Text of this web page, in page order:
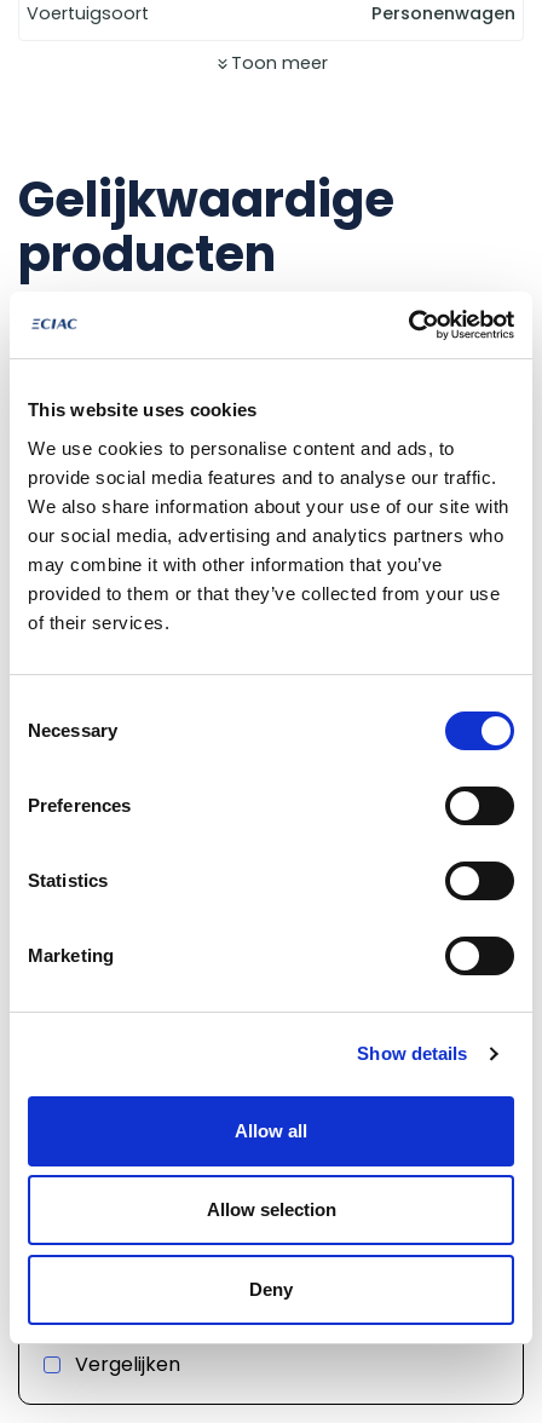
This website uses cookies
We use cookies to personalise content and ads, to
provide social media features and to analyse our traffic.
We also share information about your use of our site with
our social media, advertising and analytics partners who
may combine it with other information that you’ve
provided to them or that they’ve collected from your use
of their services.
Selection
Necessary
Preferences
Statistics
Marketing
Show details
Allow all
Allow selection
Deny
Voertuigsoort Personenwagen
Toon meer
Gelijkwaardige
producten
NET AANGEKOMEN
Ford Kuga mca (cx482)
Vergelijken
NET AANGEKOMEN
€ 58.200
Ford Kuga mca (cx482)
2026
Vergelijken